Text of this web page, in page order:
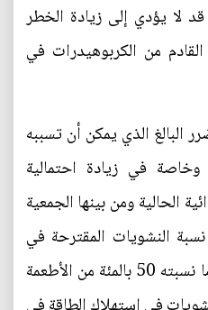
لا يؤدي إلى زيادة الخطر
من الكربوهيدرات في
الذي يمكن أن تسببه
في زيادة احتمالية
الحالية ومن بينها الجمعية
نسبة النشويات المقترحة في
الوجبات الغذائية تصل إلى ما نسبته 50 بالمئة من الأطعمة